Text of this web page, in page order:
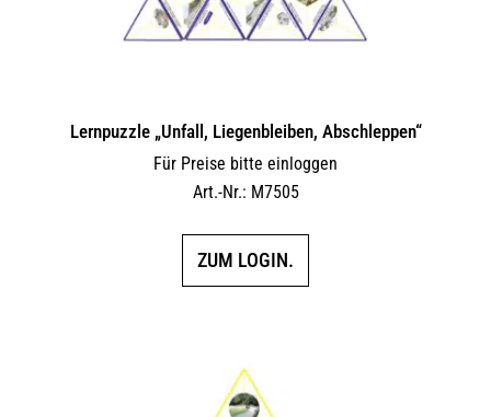
Lernpuzzle „Unfall, Liegenbleiben, Abschleppen“
Für Preise bitte einloggen
Art.-Nr.: M7505
ZUM LOGIN.